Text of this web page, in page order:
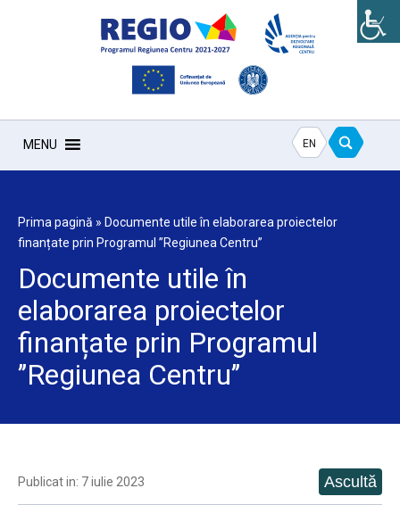
MENU EN
Prima pagină » Documente utile în elaborarea proiectelor
finanțate prin Programul ’’Regiunea Centru’’
Documente utile în
elaborarea proiectelor
finanțate prin Programul
’’Regiunea Centru’’
Publicat in: 7 iulie 2023